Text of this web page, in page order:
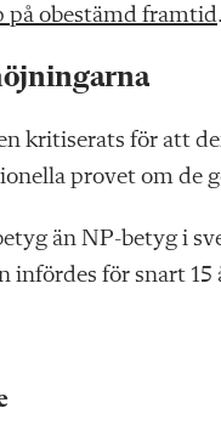
på obestämd framtid.
kritiserats för att
provet om de
än NP-betyg i
infördes för snart 15